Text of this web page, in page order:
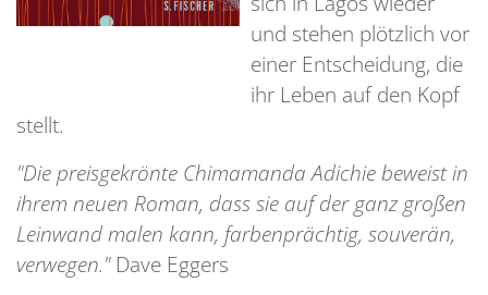
und stehen plötzlich vor
einer Entscheidung, die
ihr Leben auf den Kopf
stellt.
"Die preisgekrönte Chimamanda Adichie beweist in
ihrem neuen Roman, dass sie auf der ganz großen
Leinwand malen kann, farbenprächtig, souverän,
verwegen."Dave Eggers